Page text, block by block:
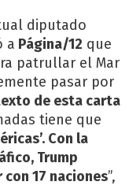
diputado
a Página/12 que
patrullar el Mar
pasar por
de esta carta
tiene que
Con la
Trump
17 naciones”,